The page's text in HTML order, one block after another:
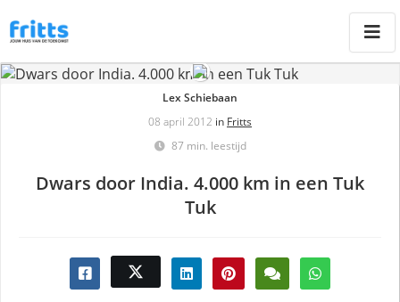
Lex Schiebaan
08 april 2012 in Fritts
87 min. leestijd
Dwars door India. 4.000 km in een Tuk
Tuk